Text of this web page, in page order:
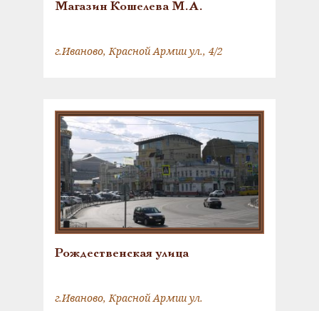
Магазин Кошелева М.А.
г.Иваново, Красной Армии ул., 4/2
Рождественская улица
г.Иваново, Красной Армии ул.